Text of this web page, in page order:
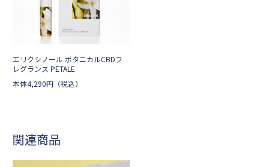
エリクシノール ボタニカルCBDフ
レグランス PETALE
本体4,290円 （税込）
関連商品